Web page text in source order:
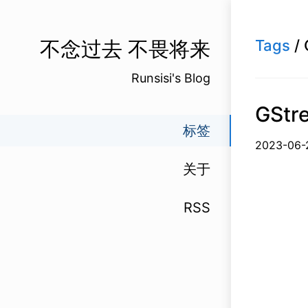
Tags /
2023-
不念过去 不畏将来
Runsisi's Blog
标签
关于
RSS